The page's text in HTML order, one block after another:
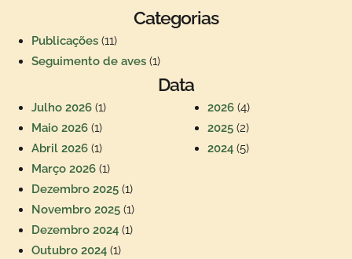
Categorias
Publicações (11)
Seguimento de aves (1)
Data
Julho 2026 (1)
Maio 2026 (1)
Abril 2026 (1)
Março 2026 (1)
Dezembro 2025 (1)
Novembro 2025 (1)
Dezembro 2024 (1)
Outubro 2024 (1)
2026 (4)
2025 (2)
2024 (5)